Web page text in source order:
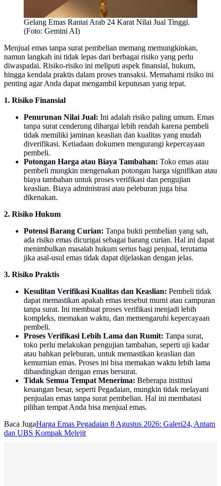
Gelang Emas Rantai Arab 24 Karat Nilai Jual Tinggi.
(Foto: Gemini AI)
Menjual emas tanpa surat pembelian memang memungkinkan,
namun langkah ini tidak lepas dari berbagai risiko yang perlu
diwaspadai. Risiko-risiko ini meliputi aspek finansial, hukum,
hingga kendala praktis dalam proses transaksi. Memahami risiko ini
penting agar Anda dapat mengambil keputusan yang tepat.
1. Risiko Finansial
Penurunan Nilai Jual: Ini adalah risiko paling umum. Emas
tanpa surat cenderung dihargai lebih rendah karena pembeli
tidak memiliki jaminan keaslian dan kualitas yang mudah
diverifikasi. Ketiadaan dokumen mengurangi kepercayaan
pembeli.
Potongan Harga atau Biaya Tambahan: Toko emas atau
pembeli mungkin mengenakan potongan harga signifikan atau
biaya tambahan untuk proses verifikasi dan pengujian
keaslian. Biaya administrasi atau peleburan juga bisa
dikenakan.
2. Risiko Hukum
Potensi Barang Curian: Tanpa bukti pembelian yang sah,
ada risiko emas dicurigai sebagai barang curian. Hal ini dapat
menimbulkan masalah hukum serius bagi penjual, terutama
jika asal-usul emas tidak dapat dijelaskan dengan jelas.
3. Risiko Praktis
Kesulitan Verifikasi Kualitas dan Keaslian: Pembeli tidak
dapat memastikan apakah emas tersebut murni atau campuran
tanpa surat. Ini membuat proses verifikasi menjadi lebih
kompleks, memakan waktu, dan memengaruhi kepercayaan
pembeli.
Proses Verifikasi Lebih Lama dan Rumit: Tanpa surat,
toko perlu melakukan pengujian tambahan, seperti uji kadar
atau bahkan peleburan, untuk memastikan keaslian dan
kemurnian emas. Proses ini bisa memakan waktu lebih lama
dibandingkan dengan emas bersurat.
Tidak Semua Tempat Menerima: Beberapa institusi
keuangan besar, seperti Pegadaian, mungkin tidak melayani
penjualan emas tanpa surat pembelian. Hal ini membatasi
pilihan tempat Anda bisa menjual emas.
Baca JugaHarga Emas Pegadaian 8 Agustus 2026: Galeri24, Antam
dan UBS Kompak Melejit